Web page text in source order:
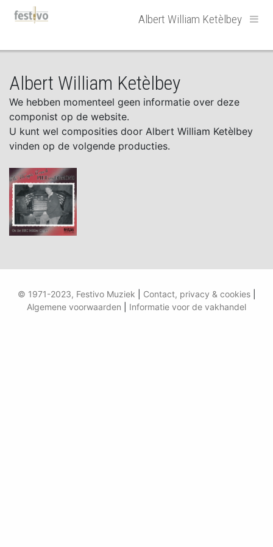
Hoofdnavigatie Albert William Ketèlbey
Albert William Ketèlbey
We hebben momenteel geen informatie over deze
componist op de website.
U kunt wel composities door Albert William Ketèlbey
vinden op de volgende producties.
© 1971-2023, Festivo Muziek Contact, privacy & cookies|
Algemene voorwaarden
Informatie voor de vakhandel